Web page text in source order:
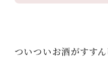
ついついお酒がすすん